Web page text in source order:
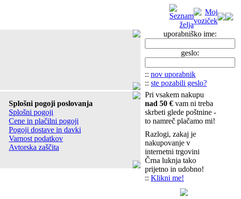
Splošni pogoji poslovanja
Splošni pogoji
Cene in plačilni pogoji
Pogoji dostave in davki
Varnost podatkov
Avtorska zaščita
uporabniško ime:
geslo:
:: nov uporabnik
:: ste pozabili geslo?
Pri vsakem nakupu
nad 50 € vam ni treba
skrbeti glede poštnine -
to namreč plačamo mi!
Razlogi, zakaj je
nakupovanje v
internetni trgovini
Črna luknja tako
prijetno in udobno!
:: Klikni me!